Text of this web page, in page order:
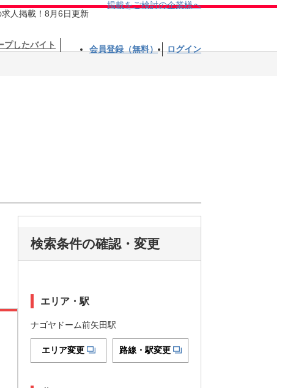
求人掲載！8月6日更新
掲載をご検討の企業様へ
プしたバイト 会員登録（無料） ログイン
検索条件の確認・変更
エリア・駅
ナゴヤドーム前矢田駅
エリア変更 路線・駅変更